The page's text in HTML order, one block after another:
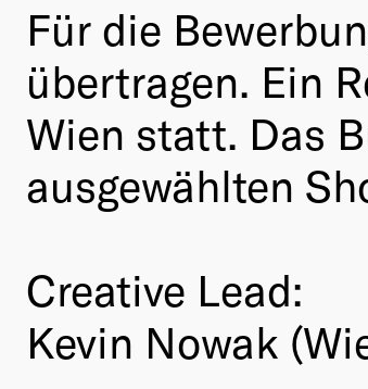
Für die
übertragen. Ein
Wien statt. Das
ausgewählten
Creative Lead:
Kevin Nowak